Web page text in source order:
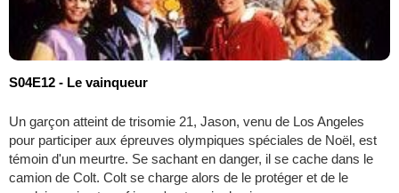
S04E12 - Le vainqueur
Un garçon atteint de trisomie 21, Jason, venu de Los Angeles
pour participer aux épreuves olympiques spéciales de Noël, est
témoin d'un meurtre. Se sachant en danger, il se cache dans le
camion de Colt. Colt se charge alors de le protéger et de le